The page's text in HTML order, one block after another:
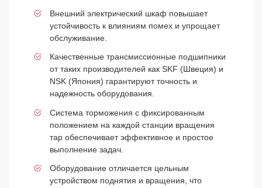
Внешний электрический шкаф повышает
устойчивость к влияниям помех и упрощает
обслуживание.
Качественные трансмиссионные подшипники
от таких производителей как SKF (Швеция) и
NSK (Япония) гарантируют точность и
надежность оборудования.
Система торможения с фиксированным
положением на каждой станции вращения
тар обеспечивает эффективное и простое
выполнение задач.
Оборудование отличается цельным
устройством поднятия и вращения, что